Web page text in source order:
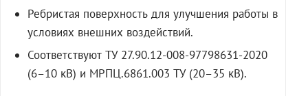
Ребристая поверхность для улучшения работы в
условиях внешних воздействий.
Соответствуют ТУ 27.90.12-008-97798631-2020
(6–10 кВ) и МРПЦ.6861.003 ТУ (20–35 кВ).